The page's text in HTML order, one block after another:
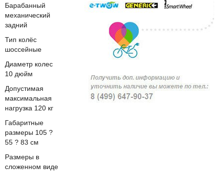
Барабанный
механический
задний
Тип колёс
шоссейные
Диаметр колес
10 дюйм
Допустимая
максимальная
нагрузка 120 кг
Габаритные
размеры 105 ?
55 ? 83 см
Размеры в
сложенном виде